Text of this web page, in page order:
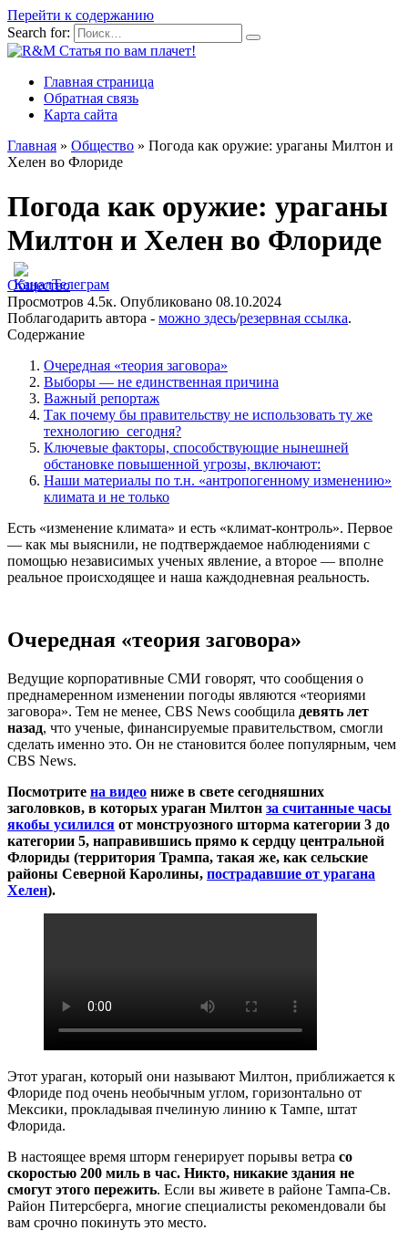
Перейти к содержанию
Search for:
Главная страница
Обратная связь
Карта сайта
Главная » Общество » Погода как оружие: ураганы Милтон и
Хелен во Флориде
Погода как оружие: ураганы
Милтон и Хелен во Флориде
Общество
Просмотров 4.5к. Опубликовано 08.10.2024
Поблагодарить автора - можно здесь/резервная ссылка.
Содержание
Очередная «теория заговора»
Выборы — не единственная причина
Важный репортаж
Так почему бы правительству не использовать ту же
технологию сегодня?
Ключевые факторы, способствующие нынешней
обстановке повышенной угрозы, включают:
Наши материалы по т.н. «антропогенному изменению»
климата и не только
Есть «изменение климата» и есть «климат-контроль». Первое
— как мы выяснили, не подтверждаемое наблюдениями с
помощью независимых ученых явление, а второе — вполне
реальное происходящее и наша каждодневная реальность.
Очередная «теория заговора»
Ведущие корпоративные СМИ говорят, что сообщения о
преднамеренном изменении погоды являются «теориями
заговора». Тем не менее, CBS News сообщила девять лет
назад, что ученые, финансируемые правительством, смогли
сделать именно это. Он не становится более популярным, чем
CBS News.
Посмотрите на видео ниже в свете сегодняшних
заголовков, в которых ураган Милтон за считанные часы
якобы усилился от монструозного шторма категории 3 до
категории 5, направившись прямо к сердцу центральной
Флориды (территория Трампа, такая же, как сельские
районы Северной Каролины, пострадавшие от урагана
Хелен).
Этот ураган, который они называют Милтон, приближается к
Флориде под очень необычным углом, горизонтально от
Мексики, прокладывая пчелиную линию к Тампе, штат
Флорида.
В настоящее время шторм генерирует порывы ветра со
скоростью 200 миль в час. Никто, никакие здания не
смогут этого пережить. Если вы живете в районе Тампа-Св.
Район Питерсберга, многие специалисты рекомендовали бы
вам срочно покинуть это место.